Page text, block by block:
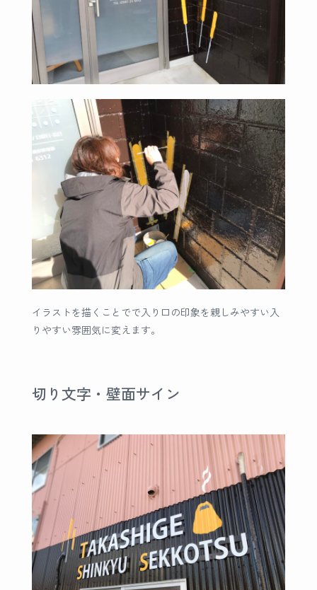
イラストを描くことでで入り口の印象を親しみやすい入
りやすい雰囲気に変えます。
切り文字・壁面サイン